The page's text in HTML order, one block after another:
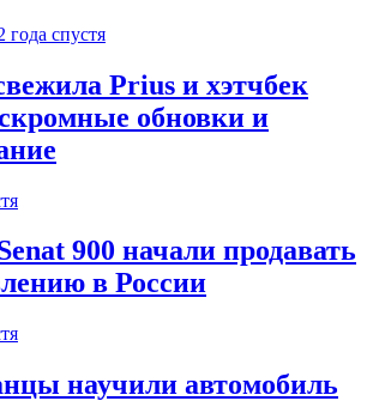
года спустя
Prius и хэтчбек
обновки и
900 начали продавать
в России
научили автомобиль